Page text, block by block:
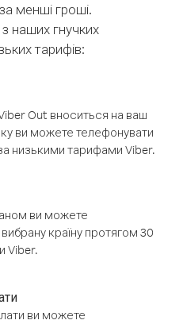
менші гроші.
наших гнучких
тарифів:
Out вноситься на ваш
ви можете телефонувати
низькими тарифами Viber.
ви можете
країну протягом 30
Viber.
ви можете